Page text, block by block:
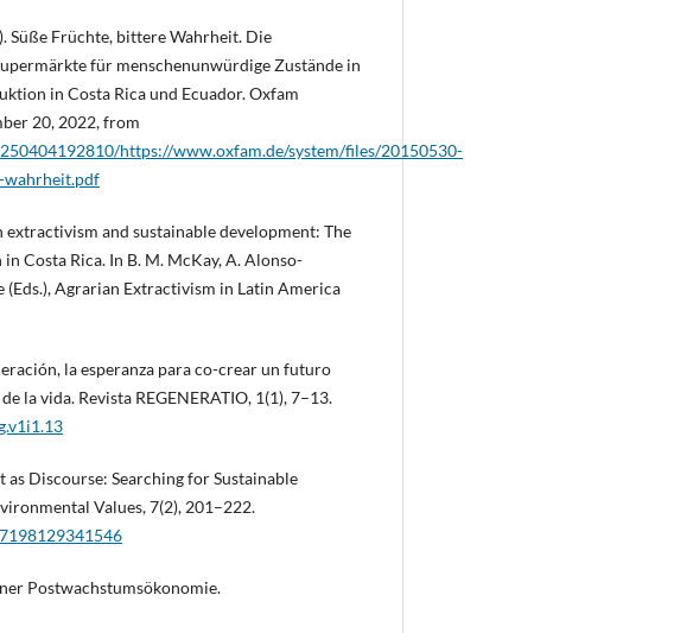
Süße Früchte, bittere Wahrheit. Die
für menschenunwürdige Zustände in
in Costa Rica und Ecuador. Oxfam
20, 2022, from
https://www.oxfam.de/system/files/20150530-
wahrheit.pdf
extractivism and sustainable development: The
Costa Rica. In B. M. McKay, A. Alonso-
(Eds.), Agrarian Extractivism in Latin America
la esperanza para co-crear un futuro
la vida. Revista REGENERATIO, 1(1), 7–13.
as Discourse: Searching for Sustainable
Values, 7(2), 201–222.
Postwachstumsökonomie.